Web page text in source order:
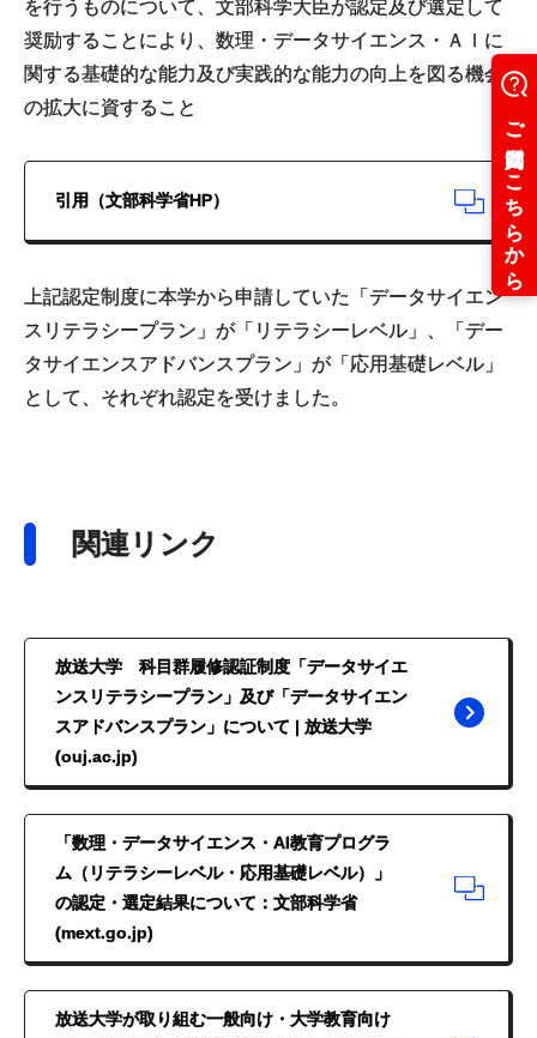
を行うものについて、文部科学大臣が認定及び選定して
奨励することにより、数理・データサイエンス・ＡＩに
関する基礎的な能力及び実践的な能力の向上を図る機会
の拡大に資すること
引用（文部科学省HP）
上記認定制度に本学から申請していた「データサイエン
スリテラシープラン」が「リテラシーレベル」、「デー
タサイエンスアドバンスプラン」が「応用基礎レベル」
として、それぞれ認定を受けました。
関連リンク
放送大学 科目群履修認証制度「データサイエ
ンスリテラシープラン」及び「データサイエン
スアドバンスプラン」について | 放送大学
(ouj.ac.jp)
「数理・データサイエンス・AI教育プログラ
ム（リテラシーレベル・応用基礎レベル）」
の認定・選定結果について：文部科学省
(mext.go.jp)
放送大学が取り組む一般向け・大学教育向け